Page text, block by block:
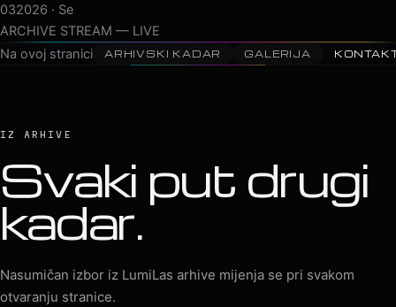
032026 · Sergej Ćetković · Arena Zagreb
ARCHIVE STREAM — LIVE
Na ovoj stranici
ARHIVSKI KADAR GALERIJA
IZ ARHIVE
Svaki put drugi
kadar.
Nasumičan izbor iz LumiLas arhive mijenja se pri svakom
otvaranju stranice.